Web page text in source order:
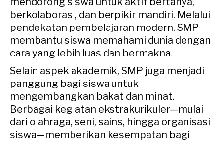
berkolaborasi, dan berpikir mandiri. Melalui
pendekatan pembelajaran modern, SMP
membantu siswa memahami dunia dengan
cara yang lebih luas dan bermakna.
Selain aspek akademik, SMP juga menjadi
panggung bagi siswa untuk
mengembangkan bakat dan minat.
Berbagai kegiatan ekstrakurikuler—mulai
dari olahraga, seni, sains, hingga organisasi
siswa—memberikan kesempatan bagi